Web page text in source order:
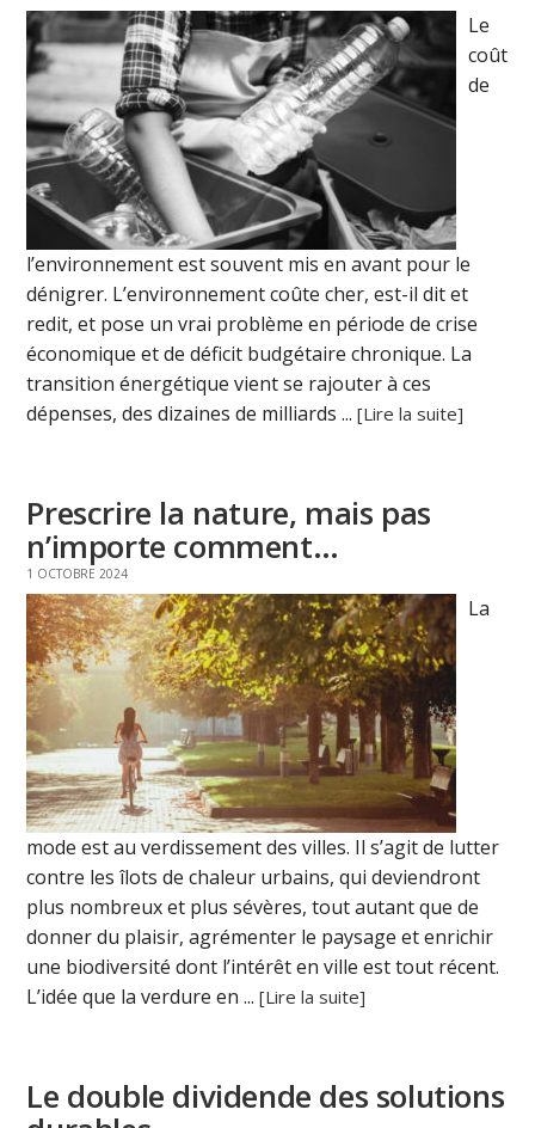
Le
coût
de
l’environnement est souvent mis en avant pour le
dénigrer. L’environnement coûte cher, est-il dit et
redit, et pose un vrai problème en période de crise
économique et de déficit budgétaire chronique. La
transition énergétique vient se rajouter à ces
dépenses, des dizaines de milliards ...[Lire la suite]
Prescrire la nature, mais pas
n’importe comment…
1 OCTOBRE 2024
La
mode est au verdissement des villes. Il s’agit de lutter
contre les îlots de chaleur urbains, qui deviendront
plus nombreux et plus sévères, tout autant que de
donner du plaisir, agrémenter le paysage et enrichir
une biodiversité dont l’intérêt en ville est tout récent.
L’idée que la verdure en ...[Lire la suite]
Le double dividende des solutions